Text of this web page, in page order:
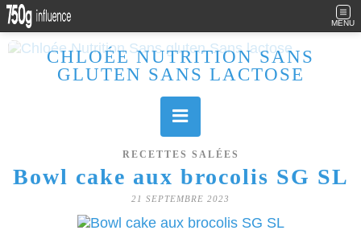
MENU
CHLOÉE NUTRITION SANS
GLUTEN SANS LACTOSE
RECETTES SALÉES
Bowl cake aux brocolis SG SL
21 SEPTEMBRE 2023